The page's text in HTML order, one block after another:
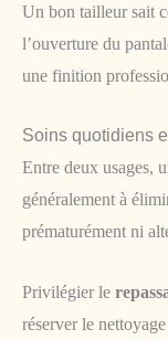
Un bon tailleur sait
l’ouverture du
une finition
Soins quotidiens
Entre deux usages,
généralement à
prématurément ni
Privilégier le
réserver le